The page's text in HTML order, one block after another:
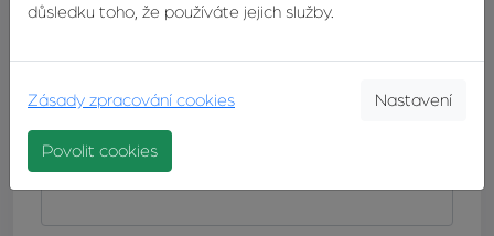
důsledku toho, že používáte jejich služby.
Zásady zpracování cookies Nastavení
Povolit cookies